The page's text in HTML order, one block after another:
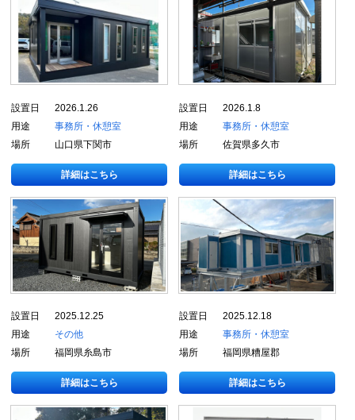
設置日
2026.1.26
用途
事務所・休憩室
場所
山口県下関市
詳細はこちら
設置日
2026.1.8
用途
事務所・休憩室
場所
佐賀県多久市
詳細はこちら
設置日
2025.12.25
用途
その他
場所
福岡県糸島市
詳細はこちら
設置日
2025.12.18
用途
事務所・休憩室
場所
福岡県糟屋郡
詳細はこちら